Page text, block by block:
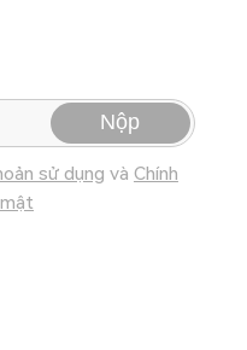
Nộp
sử dụng và Chính